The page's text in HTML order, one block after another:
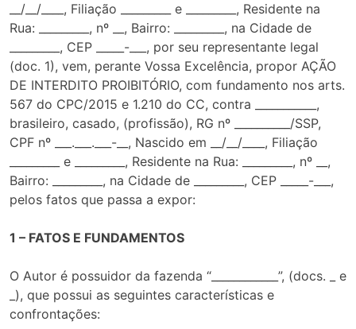
__/__/____, Filiação _________ e _________, Residente na
Rua: _________, nº __, Bairro: _________, na Cidade de
_________, CEP _____-___, por seu representante legal
(doc. 1), vem, perante Vossa Excelência, propor AÇÃO
DE INTERDITO PROIBITÓRIO, com fundamento nos arts.
567 do CPC/2015 e 1.210 do CC, contra ___________,
brasileiro, casado, (profissão), RG nº __________/SSP,
CPF nº ___.___.___-__, Nascido em __/__/____, Filiação
_________ e _________, Residente na Rua: _________, nº __,
Bairro: _________, na Cidade de _________, CEP _____-___,
pelos fatos que passa a expor:
1 – FATOS E FUNDAMENTOS
O Autor é possuidor da fazenda “____________”, (docs. _ e
_), que possui as seguintes características e
confrontações: